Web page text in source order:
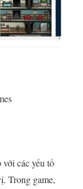
các yếu tố
Trong game,